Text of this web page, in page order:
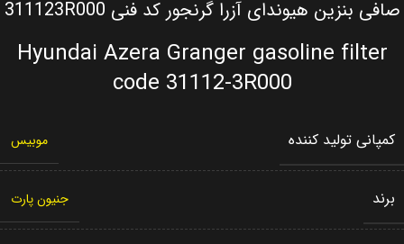
صافی بنزین هیوندای آزرا گرنجور کد فنی 311123R000
Hyundai Azera Granger gasoline filter
code 31112-3R000
کمپانی تولید کننده موبیس
برند جنیون پارت